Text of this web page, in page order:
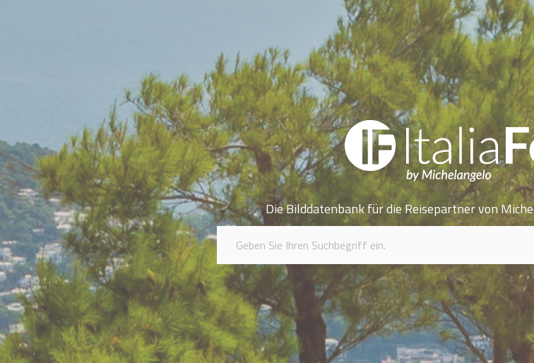
Die Bilddatenbank für die Reisepartner von